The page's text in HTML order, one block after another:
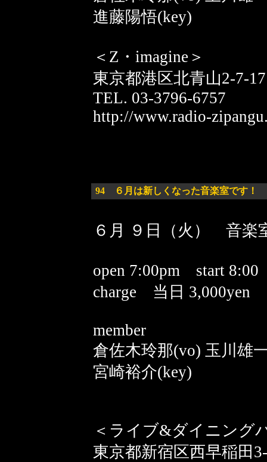
進藤陽悟(key)
＜Z・imagine＞
東京都港区北青山2-7-
TEL. 03-3796-6757
http://www.radio-
94 ６月は新しくなった音楽室です！
６月 ９日（火） 音
open 7:00pm start
charge 当日 3,000yen
member
倉佐木玲那(vo) 玉川雄
宮崎裕介(key)
＜ライブ&ダイニング
東京都新宿区西早稲田